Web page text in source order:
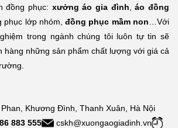
đồng phục: xưởng áo gia đình ,áo đồng
phục lớp nhóm,đồng phục mầm non …Với
trong ngành chúng tôi luôn tự tin sẽ
hàng những sản phẩm chất lượng với giá cả
Khương Đình, Thanh Xuân, Hà Nội
883 555
cskh@xuongaogiadinh.vn